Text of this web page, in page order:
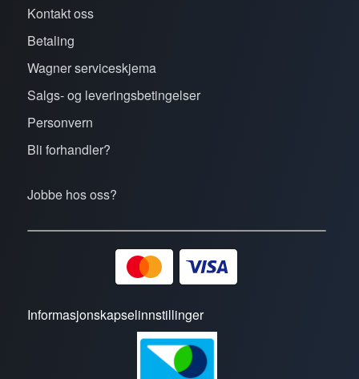
Kontakt oss
Betaling
Wagner serviceskjema
Salgs- og leveringsbetingelser
Personvern
Bli forhandler?
Jobbe hos oss?
Informasjonskapselinnstillinger